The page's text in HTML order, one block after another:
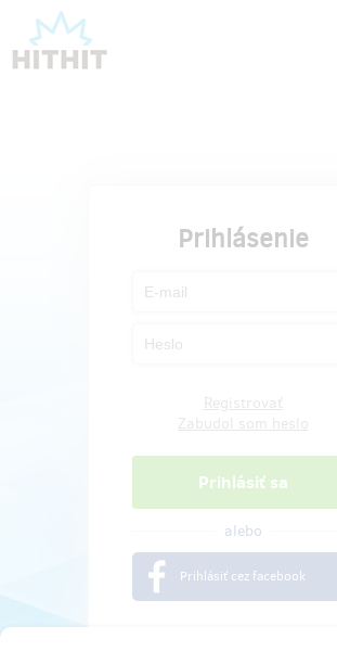
Prihlásenie
alebo
Prihlásiť cez facebook